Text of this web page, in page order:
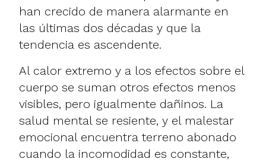
han crecido de manera alarmante en
las últimas dos décadas y que la
tendencia es ascendente.
Al calor extremo y a los efectos sobre el
cuerpo se suman otros efectos menos
visibles, pero igualmente dañinos. La
salud mental se resiente, y el malestar
emocional encuentra terreno abonado
cuando la incomodidad es constante,